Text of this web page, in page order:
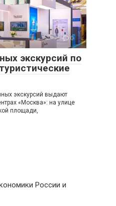
0
экскурсий по
экскурсий выдают
«Москва»: на улице
площади,
России и